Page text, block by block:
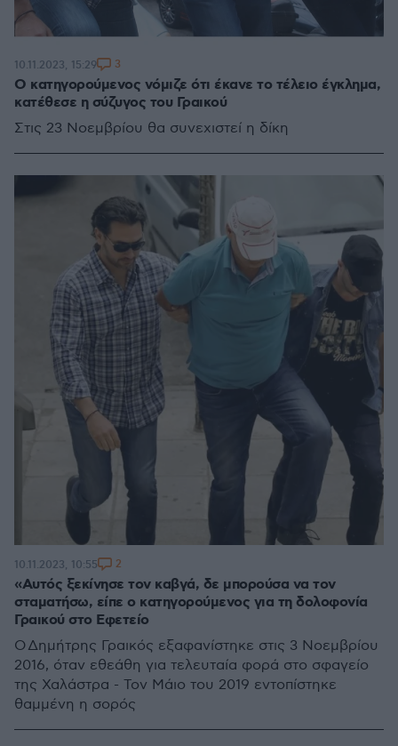
Ο κατηγορούμενος νόμιζε ότι έκανε το τέλειο έγκλημα,
κατέθεσε η σύζυγος του Γραικού
Στις 23 Νοεμβρίου θα συνεχιστεί η δίκη
10.11.2023, 15:29 3
«Αυτός ξεκίνησε τον καβγά, δε μπορούσα να τον
σταματήσω, είπε ο κατηγορούμενος για τη δολοφονία
Γραικού στο Εφετείο
Ο Δημήτρης Γραικός εξαφανίστηκε στις 3 Νοεμβρίου
2016, όταν εθεάθη για τελευταία φορά στο σφαγείο
της Χαλάστρα - Τον Μάιο του 2019 εντοπίστηκε
θαμμένη η σορός
10.11.2023, 10:55 2